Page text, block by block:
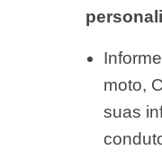
moto,
suas